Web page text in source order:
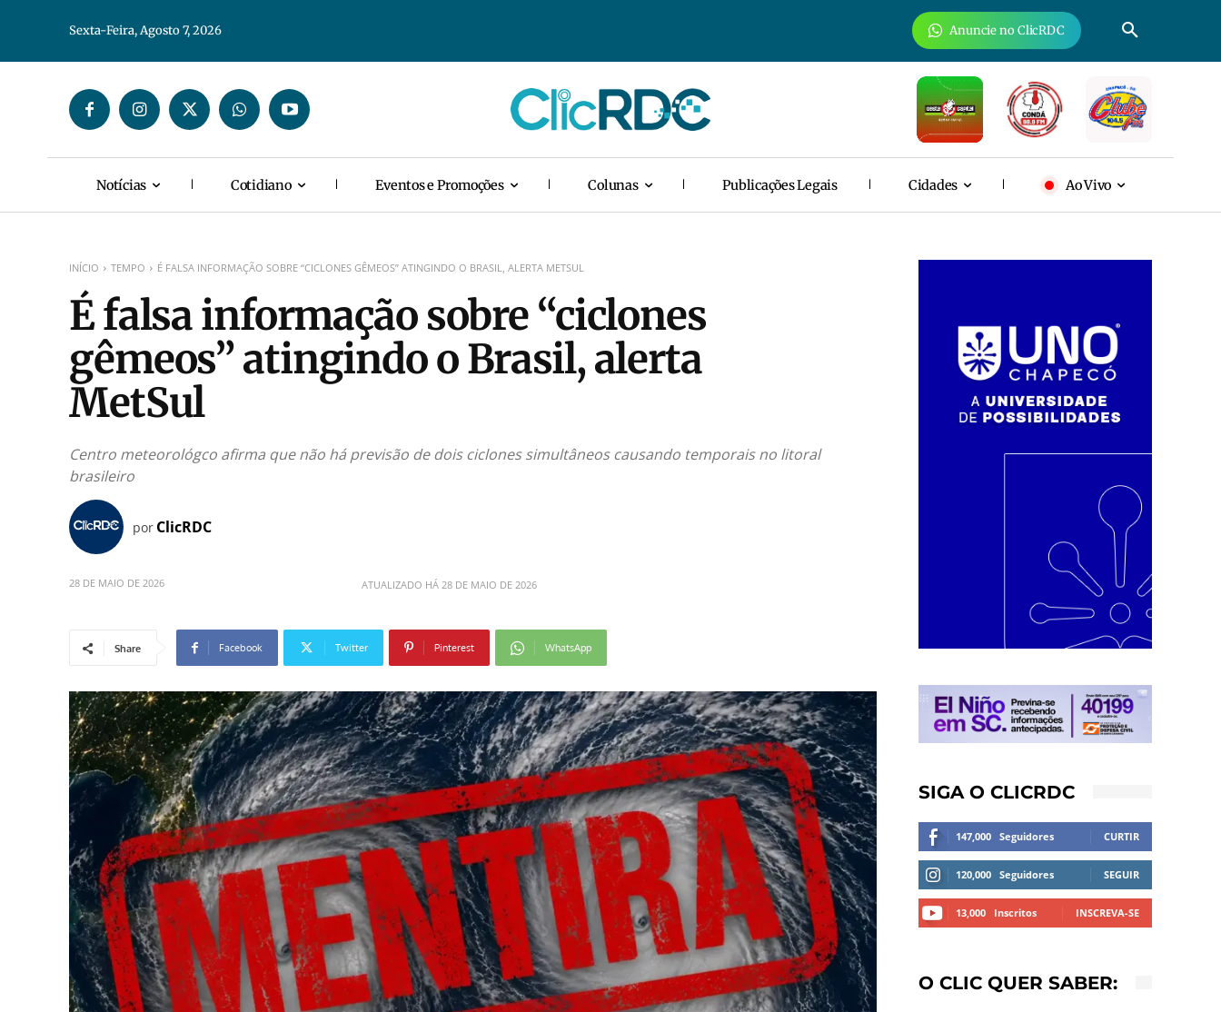
Sexta-Feira, Agosto 7, 2026 Anuncie no ClicRDC
Notícias Cotidiano Eventos e Promoções Colunas Publicações Legais Cidades Ao Vivo
INÍCIO TEMPO É FALSA INFORMAÇÃO SOBRE “CICLONES GÊMEOS” ATINGINDO O BRASIL, ALERTA METSUL
É falsa informação sobre “ciclones
gêmeos” atingindo o Brasil, alerta
MetSul
Centro meteorológco afirma que não há previsão de dois ciclones simultâneos causando temporais no litoral
brasileiro
por ClicRDC
28 DE MAIO DE 2026 ATUALIZADO HÁ 28 DE MAIO DE 2026
Share Facebook Twitter Pinterest WhatsApp
SIGA O CLICRDC
147,000 Seguidores CURTIR
120,000 Seguidores SEGUIR
13,000 Inscritos INSCREVA-SE
O CLIC QUER SABER: